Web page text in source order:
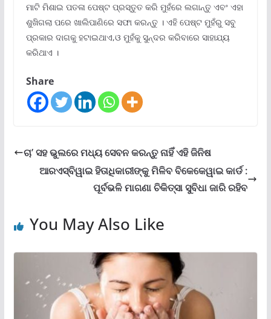
ମାଟି ମିଶାଇ ପତଳା ପେଷ୍ଟ ପ୍ରସ୍ତୁତ କରି ମୁହଁରେ ଲଗାନ୍ତୁ ଏବଂ ଏହା
ଶୁଖିଗଲା ପରେ ଖାଲିପାଣିରେ ସଫା କରନ୍ତୁ । ଏହି ପେଷ୍ଟ ମୁହଁରୁ ସବୁ
ପ୍ରକାର ଦାଗକୁ ହଟାଇଥାଏ,ଓ ମୁହଁକୁ ସୁନ୍ଦର କରିବାରେ ସାହାଯ୍ୟ
କରିଥାଏ ।
Share
ଚା’ ସହ ଭୁଲରେ ମଧ୍ୟ ସେବନ କରନ୍ତୁ ନାହିଁ ଏହି ଜିନିଷ
ଆରଏସ୍‍ବିୱାଇ ହିତାଧିକାରୀଙ୍କୁ ମିଳିବ ବିକେକେୱାଇ କାର୍ଡ :
ପୂର୍ବଭଳି ମାଗଣା ଚିକିତ୍ସା ସୁବିଧା ଜାରି ରହିବ
You May Also Like